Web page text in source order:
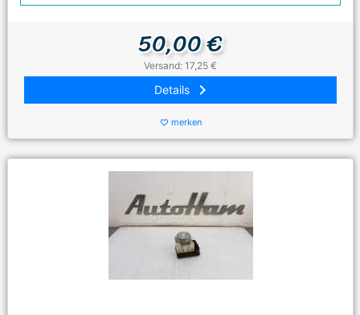
50,00 €
Versand: 17,25 €
Details keyboard_arrow_right
favorite_border merken